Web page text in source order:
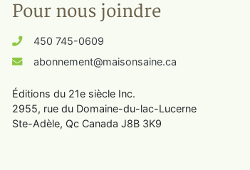
Pour nous joindre
450 745-0609
abonnement@maisonsaine.ca
Éditions du 21e siècle Inc.
2955, rue du Domaine-du-lac-Lucerne
Ste-Adèle, Qc Canada J8B 3K9